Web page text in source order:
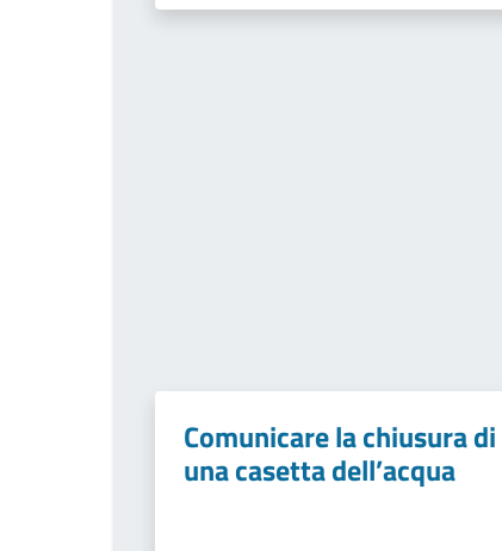
Comunicare la chiusura di
una casetta dell’acqua